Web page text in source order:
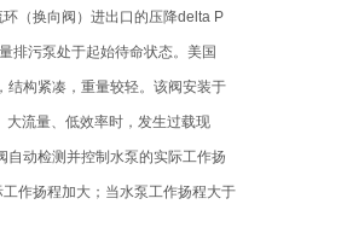
（换向阀）进出口的压降delta P
排污泵处于起始待命状态。美国
结构紧凑，重量较轻。该阀安装于
流量、低效率时，发生过载现
动检测并控制水泵的实际工作扬
作扬程加大；当水泵工作扬程大于